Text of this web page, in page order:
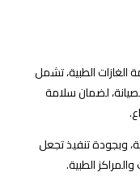
الغازات الطبية، تشمل
لضمان سلامة
وبجودة تنفيذ تجعل
الطبية.